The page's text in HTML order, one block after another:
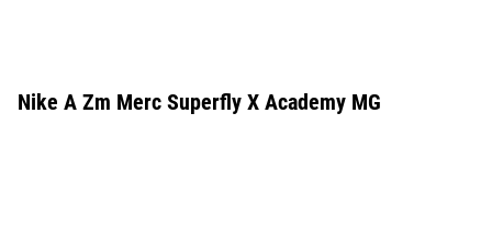
Nike A Zm Merc Superfly X Academy MG